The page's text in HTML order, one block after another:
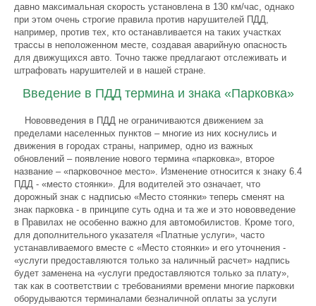
давно максимальная скорость установлена в 130 км/час, однако
при этом очень строгие правила против нарушителей ПДД,
например, против тех, кто останавливается на таких участках
трассы в неположенном месте, создавая аварийную опасность
для движущихся авто. Точно также предлагают отслеживать и
штрафовать нарушителей и в нашей стране.
Введение в ПДД термина и знака «Парковка»
Нововведения в ПДД не ограничиваются движением за
пределами населенных пунктов – многие из них коснулись и
движения в городах страны, например, одно из важных
обновлений – появление нового термина «парковка», второе
название – «парковочное место». Изменение относится к знаку 6.4
ПДД - «место стоянки». Для водителей это означает, что
дорожный знак с надписью «Место стоянки» теперь сменят на
знак парковка - в принципе суть одна и та же и это нововведение
в Правилах не особенно важно для автомобилистов. Кроме того,
для дополнительного указателя «Платные услуги», часто
устанавливаемого вместе с «Место стоянки» и его уточнения -
«услуги предоставляются только за наличный расчет» надпись
будет заменена на «услуги предоставляются только за плату»,
так как в соответствии с требованиями времени многие парковки
оборудываются терминалами безналичной оплаты за услуги